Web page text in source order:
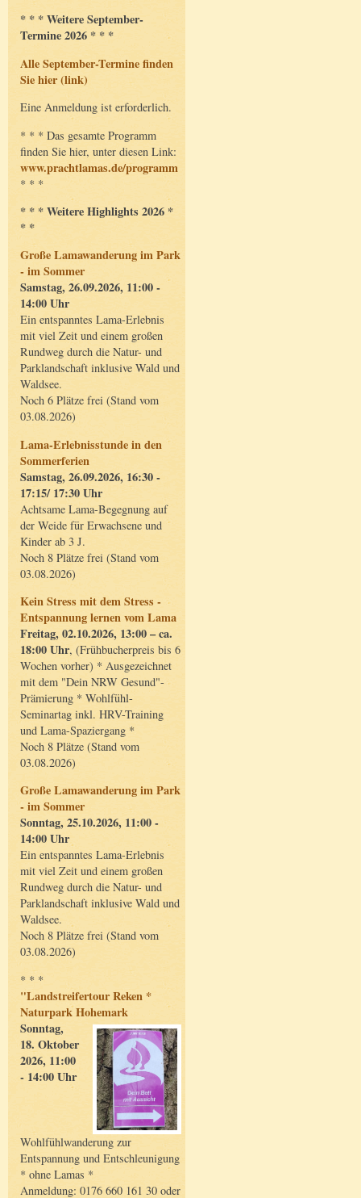
* * * Weitere September-
Termine 2026 * * *
Alle September-Termine finden
Sie hier (link)
Eine Anmeldung ist erforderlich.
* * * Das gesamte Programm
finden Sie hier, unter diesen Link:
www.prachtlamas.de/programm
* * *
* * * Weitere Highlights 2026 *
* *
Große Lamawanderung im Park
- im Sommer
Samstag, 26.09.2026, 11:00 -
14:00 Uhr
Ein entspanntes Lama-Erlebnis
mit viel Zeit und einem großen
Rundweg durch die Natur- und
Parklandschaft inklusive Wald und
Waldsee.
Noch 6 Plätze frei (Stand vom
03.08.2026)
Lama-Erlebnisstunde in den
Sommerferien
Samstag, 26.09.2026, 16:30 -
17:15/ 17:30 Uhr
Achtsame Lama-Begegnung auf
der Weide für Erwachsene und
Kinder ab 3 J.
Noch 8 Plätze frei (Stand vom
03.08.2026)
Kein Stress mit dem Stress -
Entspannung lernen vom Lama
Freitag, 02.10.2026, 13:00 – ca.
18:00 Uhr, (Frühbucherpreis bis 6
Wochen vorher) * Ausgezeichnet
mit dem "Dein NRW Gesund"-
Prämierung * Wohlfühl-
Seminartag inkl. HRV-Training
und Lama-Spaziergang *
Noch 8 Plätze (Stand vom
03.08.2026)
Große Lamawanderung im Park
- im Sommer
Sonntag, 25.10.2026, 11:00 -
14:00 Uhr
Ein entspanntes Lama-Erlebnis
mit viel Zeit und einem großen
Rundweg durch die Natur- und
Parklandschaft inklusive Wald und
Waldsee.
Noch 8 Plätze frei (Stand vom
03.08.2026)
* * *
"Landstreifertour Reken *
Naturpark Hohemark
Sonntag,
18. Oktober
2026, 11:00
- 14:00 Uhr
Wohlfühlwanderung zur
Entspannung und Entschleunigung
* ohne Lamas *
Anmeldung: 0176 660 161 30 oder